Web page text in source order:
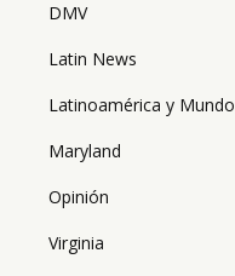
DMV
Latin News
Latinoamérica y Mundo
Maryland
Opinión
Virginia